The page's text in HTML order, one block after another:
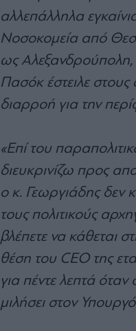
αλλεπάλληλα
Νοσοκομεία από
ως Αλεξανδρούπολη,
Πασόκ έστειλε
διαρροή για την
«Επί του
διευκρινίζω προς
ο κ. Γεωργιάδης δεν
τους πολιτικούς
βλέπετε να κάθεται
θέση του CEO της
για πέντε λεπτά
μιλήσει στον